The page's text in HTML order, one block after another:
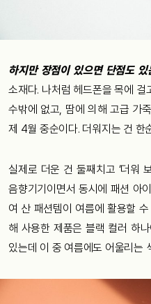
하지만 장점이 있으면 단점도 있
소재다. 나처럼 헤드폰을 목에
수밖에 없고, 땀에 의해 고급 가
제 4월 중순이다. 더워지는 건 한
실제로 더운 건 둘째치고 ‘더워
음향기기이면서 동시에 패션 아
여 산 패션템이 여름에 활용할
해 사용한 제품은 블랙 컬러 하
있는데 이 중 여름에도 어울리는